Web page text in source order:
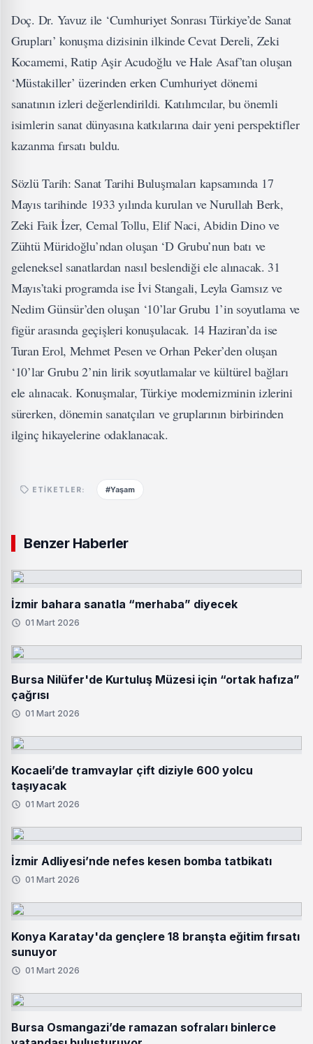
Doç. Dr. Yavuz ile ‘Cumhuriyet Sonrası Türkiye’de Sanat
Grupları’ konuşma dizisinin ilkinde Cevat Dereli, Zeki
Kocamemi, Ratip Aşir Acudoğlu ve Hale Asaf’tan oluşan
‘Müstakiller’ üzerinden erken Cumhuriyet dönemi
sanatının izleri değerlendirildi. Katılımcılar, bu önemli
isimlerin sanat dünyasına katkılarına dair yeni perspektifler
kazanma fırsatı buldu.
Sözlü Tarih: Sanat Tarihi Buluşmaları kapsamında 17
Mayıs tarihinde 1933 yılında kurulan ve Nurullah Berk,
Zeki Faik İzer, Cemal Tollu, Elif Naci, Abidin Dino ve
Zühtü Müridoğlu’ndan oluşan ‘D Grubu’nun batı ve
geleneksel sanatlardan nasıl beslendiği ele alınacak. 31
Mayıs’taki programda ise İvi Stangali, Leyla Gamsız ve
Nedim Günsür’den oluşan ‘10’lar Grubu 1’in soyutlama ve
figür arasında geçişleri konuşulacak. 14 Haziran’da ise
Turan Erol, Mehmet Pesen ve Orhan Peker’den oluşan
‘10’lar Grubu 2’nin lirik soyutlamalar ve kültürel bağları
ele alınacak. Konuşmalar, Türkiye modernizminin izlerini
sürerken, dönemin sanatçıları ve gruplarının birbirinden
ilginç hikayelerine odaklanacak.
ETIKETLER: #Yaşam
Benzer Haberler
İzmir bahara sanatla “merhaba” diyecek
01 Mart 2026
Bursa Nilüfer'de Kurtuluş Müzesi için “ortak hafıza”
çağrısı
01 Mart 2026
Kocaeli’de tramvaylar çift diziyle 600 yolcu
taşıyacak
01 Mart 2026
İzmir Adliyesi’nde nefes kesen bomba tatbikatı
01 Mart 2026
Konya Karatay'da gençlere 18 branşta eğitim fırsatı
sunuyor
01 Mart 2026
Bursa Osmangazi’de ramazan sofraları binlerce